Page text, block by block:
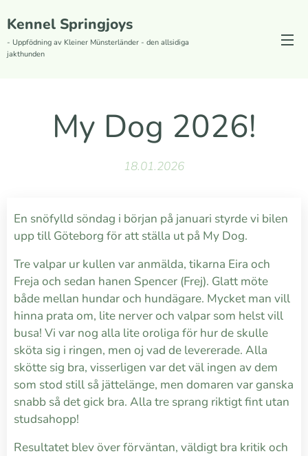
Kennel Springjoys
- Uppfödning av Kleiner Münsterländer - den allsidiga
jakthunden
My Dog 2026!
18.01.2026
En snöfylld söndag i början på januari styrde vi bilen
upp till Göteborg för att ställa ut på My Dog.
Tre valpar ur kullen var anmälda, tikarna Eira och
Freja och sedan hanen Spencer (Frej). Glatt möte
både mellan hundar och hundägare. Mycket man vill
hinna prata om, lite nerver och valpar som helst vill
busa! Vi var nog alla lite oroliga för hur de skulle
sköta sig i ringen, men oj vad de levererade. Alla
skötte sig bra, visserligen var det väl ingen av dem
som stod still så jättelänge, men domaren var ganska
snabb så det gick bra. Alla tre sprang riktigt fint utan
studsahopp!
Resultatet blev över förväntan, väldigt bra kritik och